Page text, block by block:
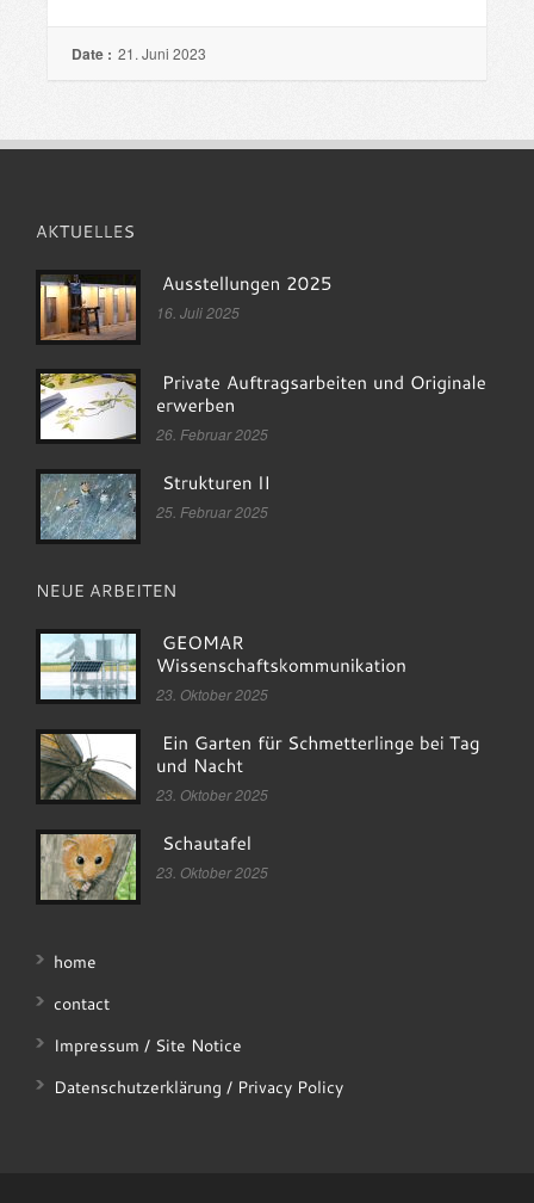
Date : 21. Juni 2023
16. Juli 2025
26. Februar 2025
25. Februar 2025
23. Oktober 2025
23. Oktober 2025
23. Oktober 2025
home
contact
Impressum / Site Notice
Datenschutzerklärung / Privacy Policy